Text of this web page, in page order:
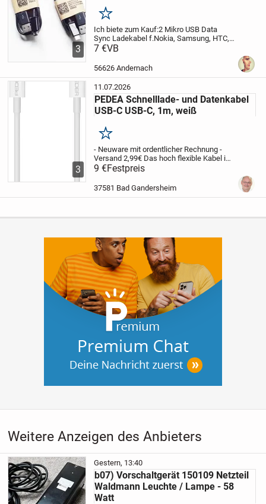
3
Merken
Ich biete zum Kauf:2 Mikro USB Data
Sync Ladekabel f.Nokia, Samsung, HTC,
LG, Blackberry
über einen microUSB-Anschluss verfügen
7 €VB
56626 Andernach
3
11.07.2026
PEDEA Schnelllade- und Datenkabel
USB-C USB-C, 1m, weiß
Merken
- Neuware mit ordentlicher Rechnung -
Versand 2,99€ Das hoch flexible Kabel ist
widerstandsfähig und hoch belastbar.
Kompatibel mit allen gängigen
Endgeräten, welche über einen Type-C
9 €Festpreis
37581 Bad Gandersheim
Weitere Anzeigen des Anbieters
Gestern, 13:40
b07) Vorschaltgerät 150109 Netzteil
Waldmann Leuchte / Lampe - 58
Watt